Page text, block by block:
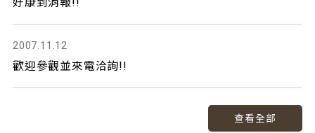
好康到消報!!
2007.11.12
歡迎參觀並來電洽詢!!
查看全部